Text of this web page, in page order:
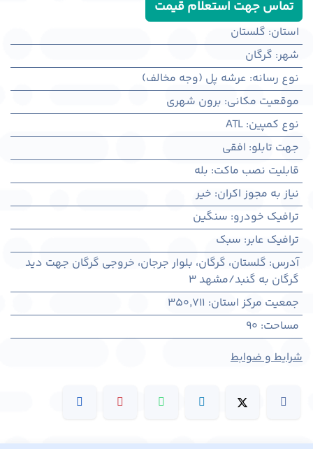
تماس جهت استعلام قیمت
استان: گلستان
شهر: گرگان
نوع رسانه: عرشه پل (وجه مخالف)
موقعیت مکانی: برون شهری
نوع کمپین:
ATL
جهت تابلو: افقی
قابلیت نصب ماکت: بله
نیاز به مجوز اکران: خیر
ترافیک خودرو: سنگین
ترافیک عابر: سبک
آدرس: گلستان، گرگان، بلوار جرجان، خروجی گرگان جهت دید
گرگان به گنبد/مشهد 3
جمعیت مرکز استان:
350,711
مساحت:
90
شرایط و ضوابط